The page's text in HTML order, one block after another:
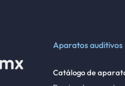
Aparatos auditivos
Catálogo de